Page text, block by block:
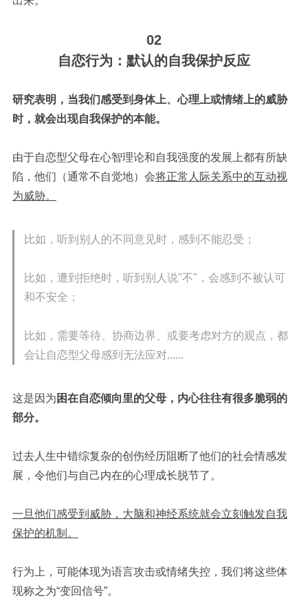
02
自恋行为： 默认的自我保护反应
研究表明，当我们感受到身体上、心理上或情绪上的威胁
时，就会出现自我保护的本能。
由于自恋型父母在心智理论和自我强度的发展上都有所缺
陷，他们（通常不自觉地）会将正常人际关系中的互动视
为威胁。
比如，听到别人的不同意见时，感到不能忍受；
比如，遭到拒绝时，听到别人说"不"，会感到不被认可
和不安全；
比如，需要等待、协商边界、或要考虑对方的观点，都
会让自恋型父母感到无法应对......
这是因为 困在自恋倾向里的父母，内心往往有很多脆弱的
部分。
过去人生中错综复杂的创伤经历阻断了他们的社会情感发
展，令他们与自己内在的心理成长脱节了。
一旦他们感受到威胁，大脑和神经系统就会立刻触发自我
保护的机制。
行为上，可能体现为语言攻击或情绪失控，我们将这些体
现称之为“变回信号”。